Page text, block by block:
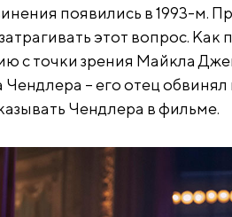
появились в 1993-м.
этот вопрос. Как
с точки зрения Майкла
– его отец обвинял
Чендлера в фильме.